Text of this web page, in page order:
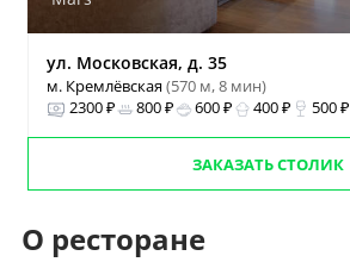
ул. Московская, д. 35
м. Кремлёвская(570 м, 8 мин)
2300 ₽
800 ₽ 600 ₽ 400 ₽ 500 ₽
ЗАКАЗАТЬ СТОЛИК
О ресторане